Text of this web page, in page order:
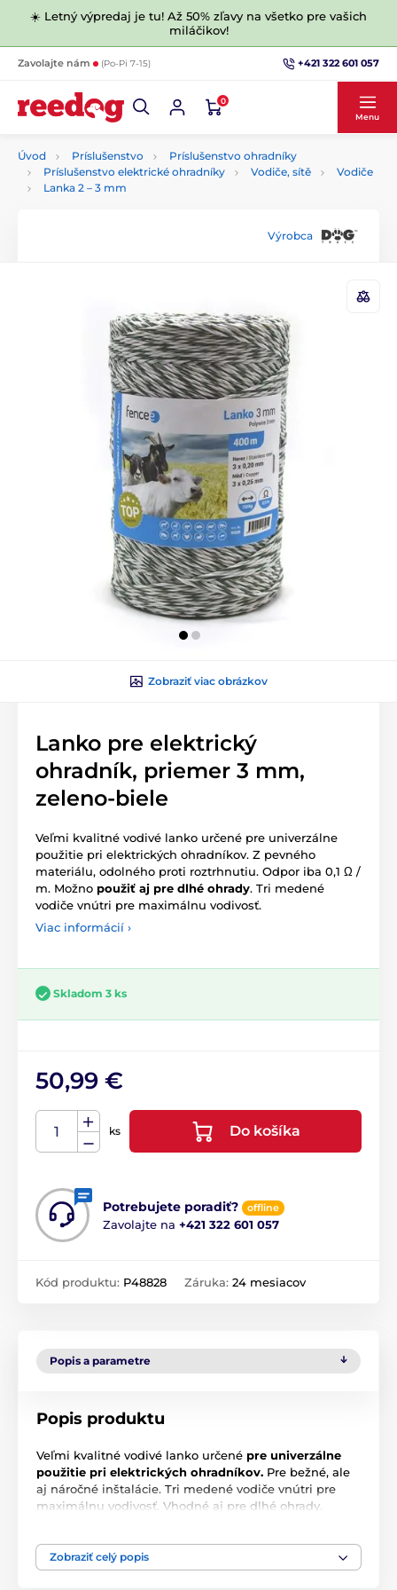
☀️ Letný výpredaj je tu! Až 50% zľavy na všetko pre vašich
miláčikov!
Zavolajte nám (Po-Pi 7-15) +421 322 601 057
0
Menu
Úvod Príslušenstvo
Príslušenstvo ohradníky
Príslušenstvo elektrické ohradníky
Vodiče, sítě
Vodiče
Lanka 2 –⁠ 3 mm
Výrobca
Zobraziť viac obrázkov
Lanko pre elektrický
ohradník, priemer 3 mm,
zeleno-biele
Veľmi kvalitné vodivé lanko určené pre univerzálne
použitie pri elektrických ohradníkov. Z pevného
materiálu, odolného proti roztrhnutiu. Odpor iba 0,1 Ω /
m. Možno použiť aj pre dlhé ohrady. Tri medené
vodiče vnútri pre maximálnu vodivosť.
Viac informácií ›
Skladom 3 ks
50,99 €
ks Do košíka
Potrebujete poradiť? offline
Zavolajte na +421 322 601 057
Kód produktu: P48828 Záruka: 24 mesiacov
Popis a parametre
Popis produktu
Veľmi kvalitné vodivé lanko určené pre univerzálne
použitie pri elektrických ohradníkov. Pre bežné, ale
aj náročné inštalácie. Tri medené vodiče vnútri pre
maximálnu vodivosť. Vhodné aj pre dlhé ohrady.
vplyvom, nekrúti sa.
Zobraziť celý popis